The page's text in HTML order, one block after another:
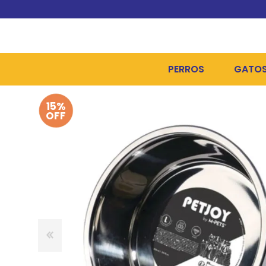
PERROS
ALIMENTOS HÚMEDOS Y
HIGIENE, PELUQUERÍA Y
CAMAS Y CASETAS
BOLSOS Y
BOLSAS PARA MATERIA
COLLARES, ARNESES Y
15%
OFF